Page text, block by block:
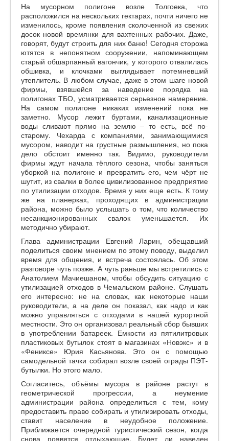
На мусорном полигоне возле Толгоека, что
расположился на нескольких гектарах, почти ничего не
изменилось, кроме появления сколоченной из свежих
досок новой времянки для вахтенных рабочих. Даже,
говорят, будут строить для них баню! Сегодня сторожа
ютятся в непонятном сооружении, напоминающем
старый обшарпанный вагончик, у которого отвалилась
обшивка, и клочками выглядывает потемневший
утеплитель. В любом случае, даже в этом шаге новой
фирмы, взявшейся за наведение порядка на
полигонах ТБО, усматривается серьезное намерение.
На самом полигоне никаких изменений пока не
заметно. Мусор лежит буртами, канализационные
воды сливают прямо на землю – то есть, всё по-
старому. Чехарда с компаниями, занимающимися
мусором, наводит на грустные размышления, но пока
дело обстоит именно так. Видимо, руководители
фирмы ждут начала тёплого сезона, чтобы заняться
уборкой на полигоне и превратить его, чем чёрт не
шутит, из свалки в более цивилизованное предприятие
по утилизации отходов. Время у них еще есть. К тому
же на планерках, проходящих в администрации
района, можно было услышать о том, что количество
несанкционированных свалок уменьшается. Их
методично убирают.
Глава администрации Евгений Ларин, обещавший
поделиться своим мнением по этому поводу, выделил
время для общения, и встреча состоялась. Об этом
разговоре чуть позже. А чуть раньше мы встретились с
Анатолием Мачиешаном, чтобы обсудить ситуацию с
утилизацией отходов в Чемальском районе. Слушать
его интересно: не на словах, как некоторые наши
руководители, а на деле он показал, как надо и как
можно управляться с отходами в нашей курортной
местности. Это он организовал реальный сбор бывших
в употреблении батареек. Емкости из пятилитровых
пластиковых бутылок стоят в магазинах «Новэкс» и в
«Фениксе» Юрия Касьянова. Это он с помощью
самодельной тачки собирал возле своей ограды ПЭТ-
бутылки. Но этого мало.
Согласитесь, объёмы мусора в районе растут в
геометрической прогрессии, а неумение
администрации района определиться с тем, кому
предоставить право собирать и утилизировать отходы,
ставит население в неудобное положение.
Приближается очередной туристический сезон, когда
снова появятся отдыхающие. Будет ли наведен